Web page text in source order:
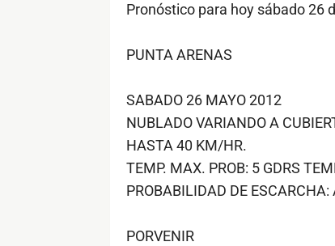
Pronóstico para hoy sábado 26
PUNTA ARENAS
SABADO 26 MAYO 2012
NUBLADO VARIANDO A
HASTA 40 KM/HR.
TEMP. MAX. PROB: 5 GDRS
PROBABILIDAD DE ESCARCHA:
PORVENIR